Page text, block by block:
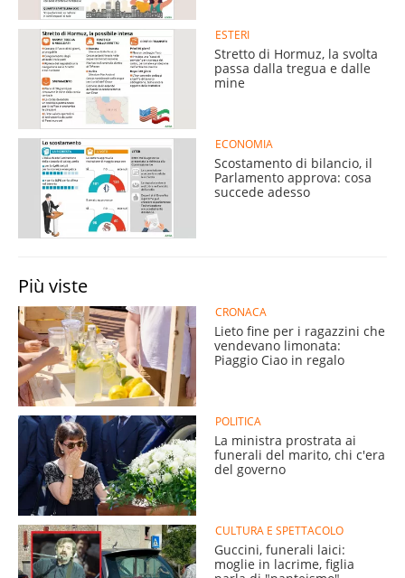
ESTERI
Stretto di Hormuz, la svolta
passa dalla tregua e dalle
mine
ECONOMIA
Scostamento di bilancio, il
Parlamento approva: cosa
succede adesso
Più viste
CRONACA
Lieto fine per i ragazzini che
vendevano limonata:
Piaggio Ciao in regalo
POLITICA
La ministra prostrata ai
funerali del marito, chi c'era
del governo
CULTURA E SPETTACOLO
Guccini, funerali laici:
moglie in lacrime, figlia